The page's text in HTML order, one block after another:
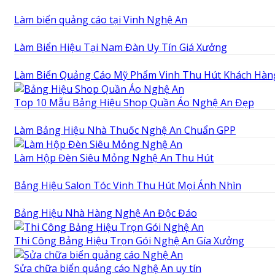
Làm biển quảng cáo tại Vinh Nghệ An
Làm Biển Hiệu Tại Nam Đàn Uy Tín Giá Xưởng
Làm Biển Quảng Cáo Mỹ Phẩm Vinh Thu Hút Khách
Top 10 Mẫu Bảng Hiệu Shop Quần Áo Nghệ An Đẹp
Làm Bảng Hiệu Nhà Thuốc Nghệ An Chuẩn GPP
Làm Hộp Đèn Siêu Mỏng Nghệ An Thu Hút
Bảng Hiệu Salon Tóc Vinh Thu Hút Mọi Ánh Nhìn
Bảng Hiệu Nhà Hàng Nghệ An Độc Đáo
Thi Công Bảng Hiệu Trọn Gói Nghệ An Gía Xưởng
Sửa chữa biển quảng cáo Nghệ An uy tín